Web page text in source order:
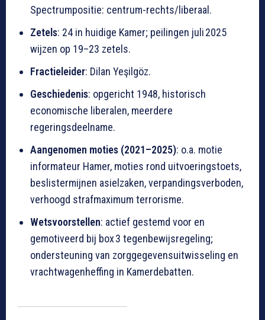
Spectrumpositie: centrum-rechts/liberaal.
Zetels: 24 in huidige Kamer; peilingen juli 2025
wijzen op 19–23 zetels.
Fractieleider: Dilan Yeşilgöz.
Geschiedenis: opgericht 1948, historisch
economische liberalen, meerdere
regeringsdeelname.
Aangenomen moties (2021–2025): o.a. motie
informateur Hamer, moties rond uitvoeringstoets,
beslistermijnen asielzaken, verpandingsverboden,
verhoogd strafmaximum terrorisme.
Wetsvoorstellen: actief gestemd voor en
gemotiveerd bij box 3 tegenbewijsregeling;
ondersteuning van zorggegevensuitwisseling en
vrachtwagenheffing in Kamerdebatten.